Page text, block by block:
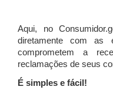
Aqui, no
diretamente com as
comprometem a
reclamações de seus
É simples e fácil!